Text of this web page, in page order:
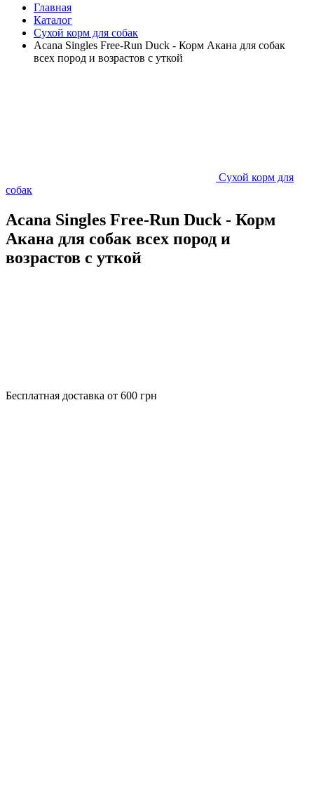
Главная
Каталог
Сухой корм для собак
Acana Singles Free-Run Duck - Корм Акана для собак
всех пород и возрастов с уткой
Сухой корм для
собак
Acana Singles Free-Run Duck - Корм
Акана для собак всех пород и
возрастов с уткой
Бесплатная доставка от 600 грн